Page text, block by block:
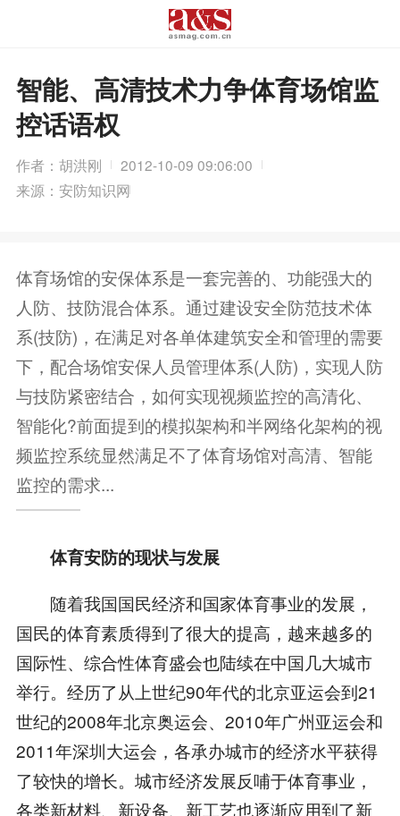
智能、高清技术力争体育场馆监
控话语权
作者：胡洪刚
2012-10-09 09:06:00
来源：安防知识网
体育场馆的安保体系是一套完善的、功能强大的
人防、技防混合体系。通过建设安全防范技术体
系(技防)，在满足对各单体建筑安全和管理的需要
下，配合场馆安保人员管理体系(人防)，实现人防
与技防紧密结合，如何实现视频监控的高清化、
智能化?前面提到的模拟架构和半网络化架构的视
频监控系统显然满足不了体育场馆对高清、智能
监控的需求...
体育安防的现状与发展
随着我国国民经济和国家体育事业的发展，
国民的体育素质得到了很大的提高，越来越多的
国际性、综合性体育盛会也陆续在中国几大城市
举行。经历了从上世纪90年代的北京亚运会到21
世纪的2008年北京奥运会、2010年广州亚运会和
2011年深圳大运会，各承办城市的经济水平获得
了较快的增长。城市经济发展反哺于体育事业，
各类新材料、新设备、新工艺也逐渐应用到了新